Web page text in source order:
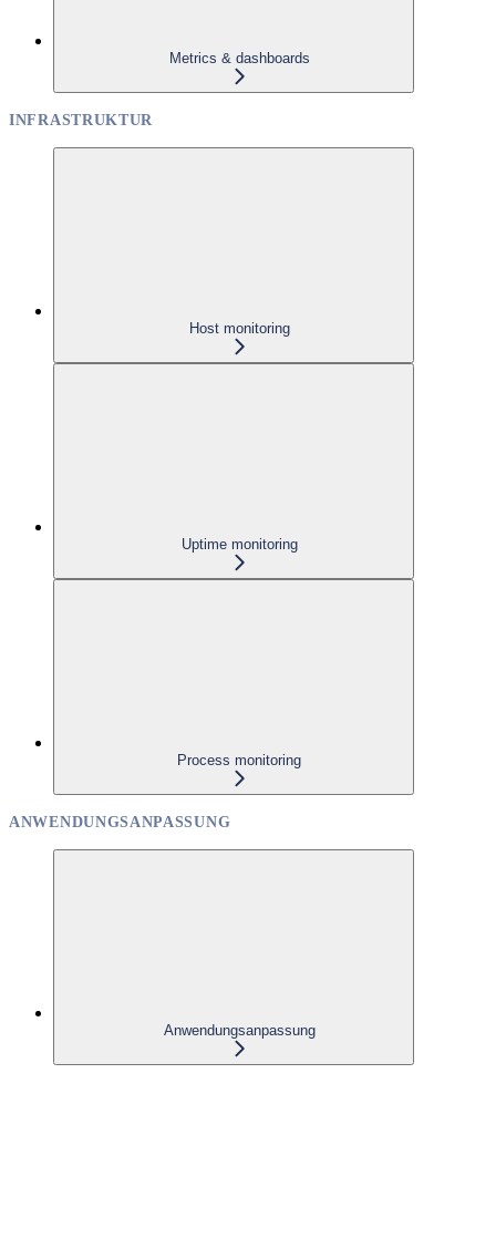
Metrics & dashboards
INFRASTRUKTUR
Host monitoring
Uptime monitoring
Process monitoring
ANWENDUNGSANPASSUNG
Anwendungsanpassung